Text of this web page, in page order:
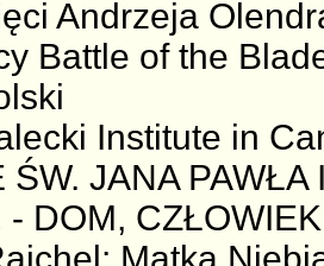
Andrzeja
Battle of the
Institute in
ŚW. JANA PAWŁA
- DOM,